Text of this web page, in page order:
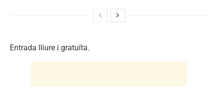
Entrada lliure i gratuïta.